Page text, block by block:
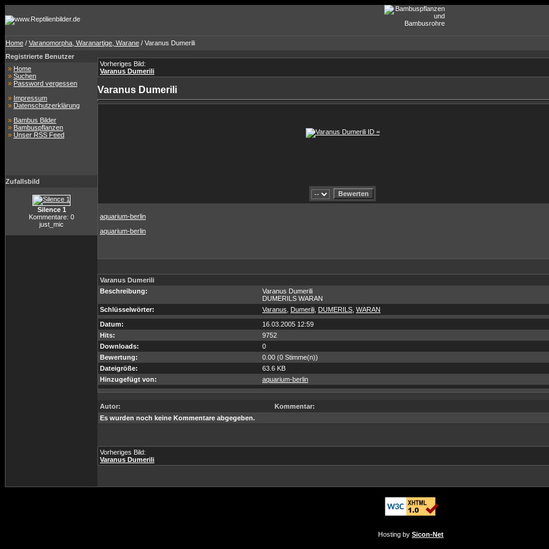
Home / Varanomorpha, Waranartige, Warane / Varanus Dumerili
Registrierte Benutzer
» Home
» Suchen
» Password vergessen
» Impressum
» Datenschutzerklärung
» Bambus Bilder
» Bambuspflanzen
» Unser RSS Feed
Zufallsbild
Silence 1
Kommentare: 0
just_mic
Vorheriges Bild:
Varanus Dumerili
Varanus Dumerili
aquarium-berlin
aquarium-berlin
Varanus Dumerili
Beschreibung:
Varanus Dumerili
DUMERILS WARAN
Schlüsselwörter:
Varanus Dumerili DUMERILS WARAN
Datum:
16.03.2005 12:59
Hits:
9752
Downloads:
0
Bewertung:
0.00 (0 Stimme(n))
Dateigröße:
63.6 KB
Hinzugefügt von:
aquarium-berlin
Autor:
Kommentar:
Es wurden noch keine Kommentare abgegeben.
Vorheriges Bild:
Varanus Dumerili
Hosting by Sicon-Net